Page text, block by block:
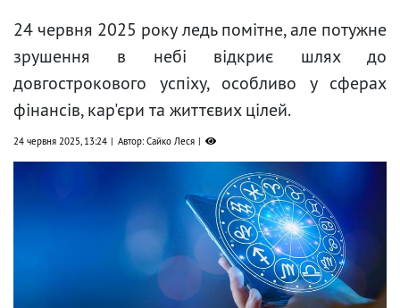
24 червня 2025 року ледь помітне, але потужне
зрушення в небі відкриє шлях до
довгострокового успіху, особливо у сферах
фінансів, кар'єри та життєвих цілей.
24 червня 2025, 13:24 Автор: Сайко Леся